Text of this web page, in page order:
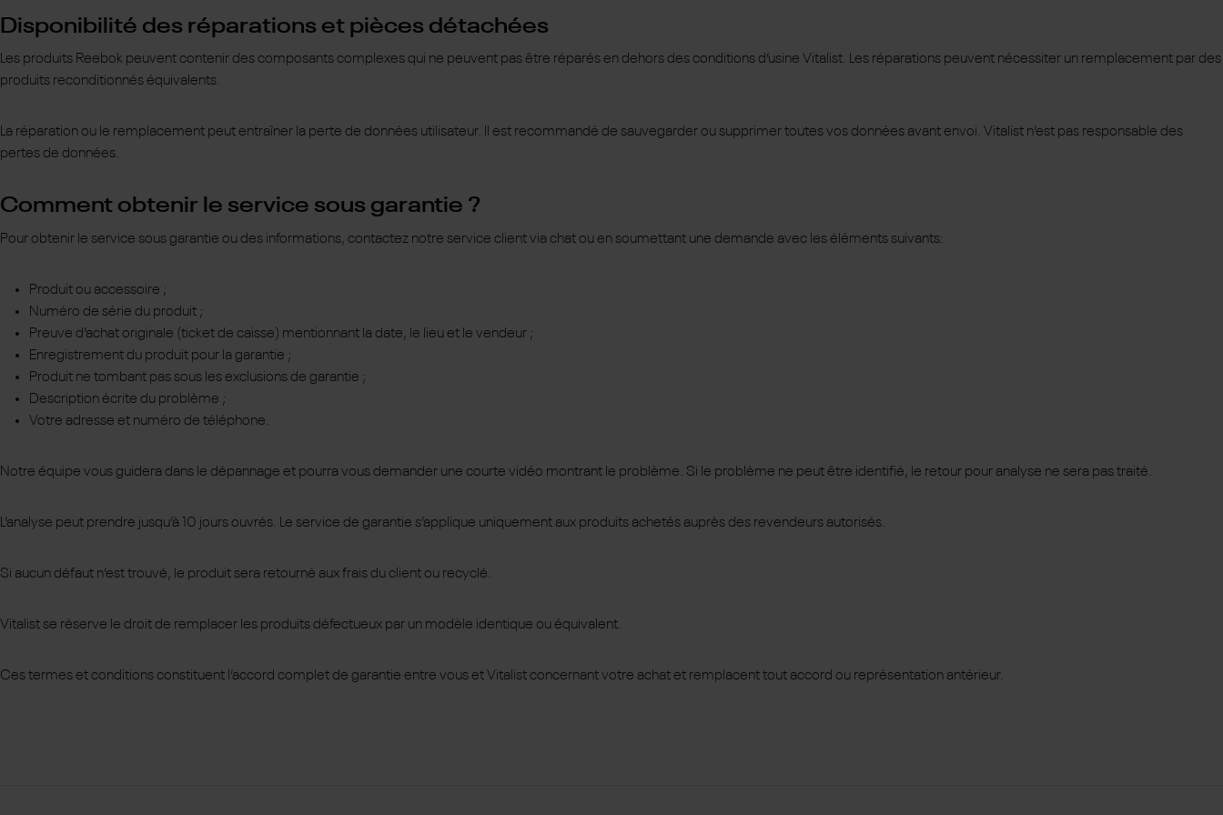
Disponibilité des réparations et pièces détachées
Les produits Reebok peuvent contenir des composants complexes qui ne peuvent pas être réparés en dehors des conditions d’usine Vitalist. Les réparations peuvent nécessiter un remplacement par des
produits reconditionnés équivalents.
La réparation ou le remplacement peut entraîner la perte de données utilisateur. Il est recommandé de sauvegarder ou supprimer toutes vos données avant envoi. Vitalist n’est pas responsable des
pertes de données.
Comment obtenir le service sous garantie ?
Pour obtenir le service sous garantie ou des informations, contactez notre service client via chat ou en soumettant une demande avec les éléments suivants:
Produit ou accessoire ;
Numéro de série du produit ;
Preuve d’achat originale (ticket de caisse) mentionnant la date, le lieu et le vendeur ;
Enregistrement du produit pour la garantie ;
Produit ne tombant pas sous les exclusions de garantie ;
Description écrite du problème ;
Votre adresse et numéro de téléphone.
Notre équipe vous guidera dans le dépannage et pourra vous demander une courte vidéo montrant le problème. Si le problème ne peut être identifié, le retour pour analyse ne sera pas traité.
L’analyse peut prendre jusqu’à 10 jours ouvrés. Le service de garantie s’applique uniquement aux produits achetés auprès des revendeurs autorisés.
Si aucun défaut n’est trouvé, le produit sera retourné aux frais du client ou recyclé.
Vitalist se réserve le droit de remplacer les produits défectueux par un modèle identique ou équivalent.
Ces termes et conditions constituent l’accord complet de garantie entre vous et Vitalist concernant votre achat et remplacent tout accord ou représentation antérieur.